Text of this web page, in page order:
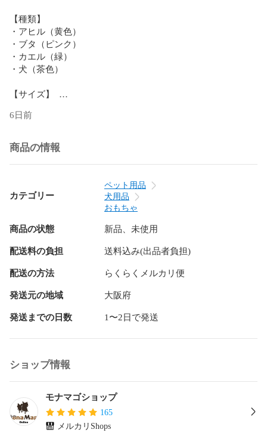
【種類】
・アヒル（黄色）
・ブタ（ピンク）
・カエル（緑）
・犬（茶色）
【サイズ】
横約8cm
6日前
商品の情報
カテゴリー
ペット用品
犬用品
おもちゃ
商品の状態 新品、未使用
配送料の負担 送料込み(出品者負担)
配送の方法 らくらくメルカリ便
発送元の地域 大阪府
発送までの日数 1〜2日で発送
ショップ情報
モナマゴショップ
165
メルカリShops